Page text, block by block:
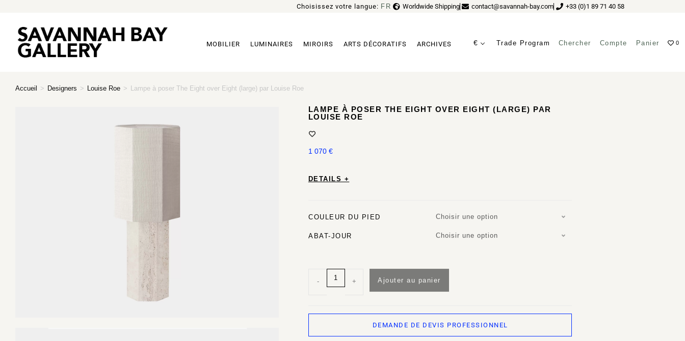
Choisissez votre langue: FR
EN Worldwide Shipping contact@savannah-bay.com +33 (0)1 89 71 40 58
MOBILIER LUMINAIRES MIROIRS ARTS DÉCORATIFS ARCHIVES € Trade Program Chercher Compte Panier 0
Accueil > Designers > Louise Roe > Lampe à poser The Eight over Eight (large) par Louise Roe
LAMPE À POSER THE EIGHT OVER EIGHT (LARGE) PAR
LOUISE ROE
1 070 €
DETAILS +
COULEUR DU PIED Choisir une option
ABAT-JOUR Choisir une option
- + Ajouter au panier
DEMANDE DE DEVIS PROFESSIONNEL